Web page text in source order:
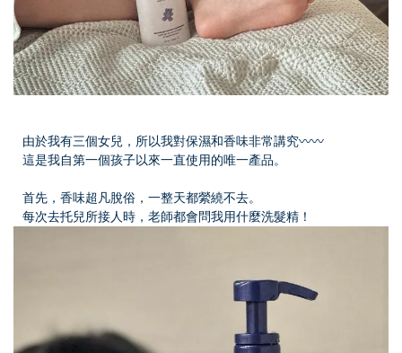
由於我有三個女兒，所以我對保濕和香味非常講究〰️〰️
這是我自第一個孩子以來一直使用的唯一產品。
首先，香味超凡脫俗，一整天都縈繞不去。
每次去托兒所接人時， 老師都會問我用什麼洗髮精！